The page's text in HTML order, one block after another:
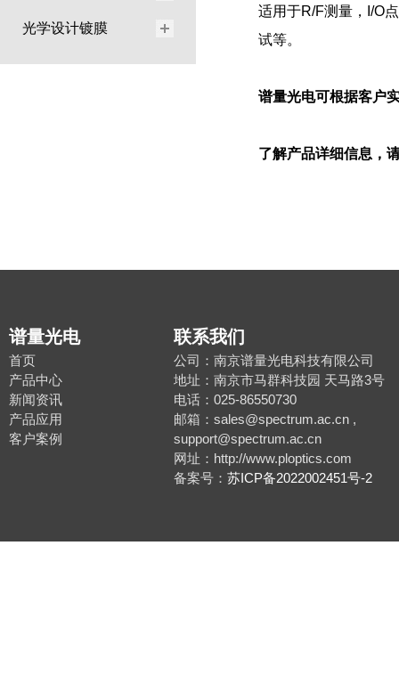
光学设计镀膜
适用于R/F测量，I/O
试等。
谱量光电可根据客户
了解产品详细信息，
谱量光电
首页
产品中心
新闻资讯
产品应用
客户案例
联系我们
公司：南京谱量光电科技有限公司
地址：南京市马群科技园 天马路3号
电话：025-86550730
邮箱：sales@spectrum.ac.cn ,
support@spectrum.ac.cn
网址：http://www.ploptics.com
备案号： 苏ICP备2022002451号-2